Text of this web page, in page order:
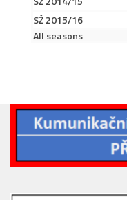
2019/20
2016/17
B tým
Zápasy MB 2026/27
SŽ 2015/16
All seasons